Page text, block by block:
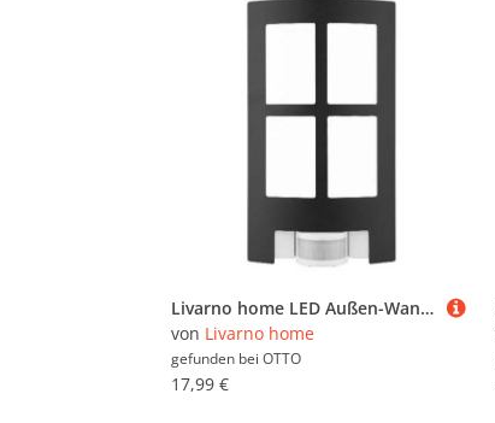
Livarno home LED Außen-Wandleuchte LIVARNO home LED-Außenleuchte Wandbeleuchtung warmweiß anthrazit, LED, Warmweiß, mit warmweißem Licht
von Livarno home
gefunden bei OTTO
17,99 €